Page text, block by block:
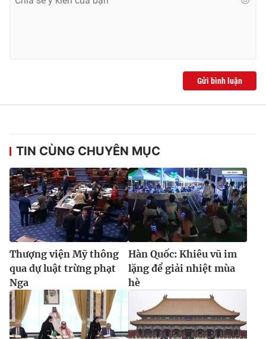
Gửi bình luận
TIN CÙNG CHUYÊN MỤC
Thượng viện Mỹ thông
qua dự luật trừng phạt
Nga
Hàn Quốc: Khiêu vũ im
lặng để giải nhiệt mùa
hè